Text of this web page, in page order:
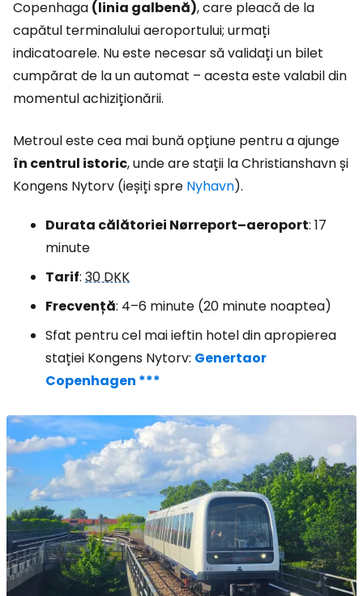
Copenhaga (linia galbenă), care pleacă de la
capătul terminalului aeroportului; urmați
indicatoarele. Nu este necesar să validați un bilet
cumpărat de la un automat – acesta este valabil din
momentul achiziționării.
Metroul este cea mai bună opțiune pentru a ajunge
în centrul istoric, unde are stații la Christianshavn și
Kongens Nytorv (ieșiți spre Nyhavn).
Durata călătoriei Nørreport–aeroport: 17
minute
Tarif: 30 DKK
Frecvență: 4–6 minute (20 minute noaptea)
Sfat pentru cel mai ieftin hotel din apropierea
stației Kongens Nytorv: Genertaor
Copenhagen ***